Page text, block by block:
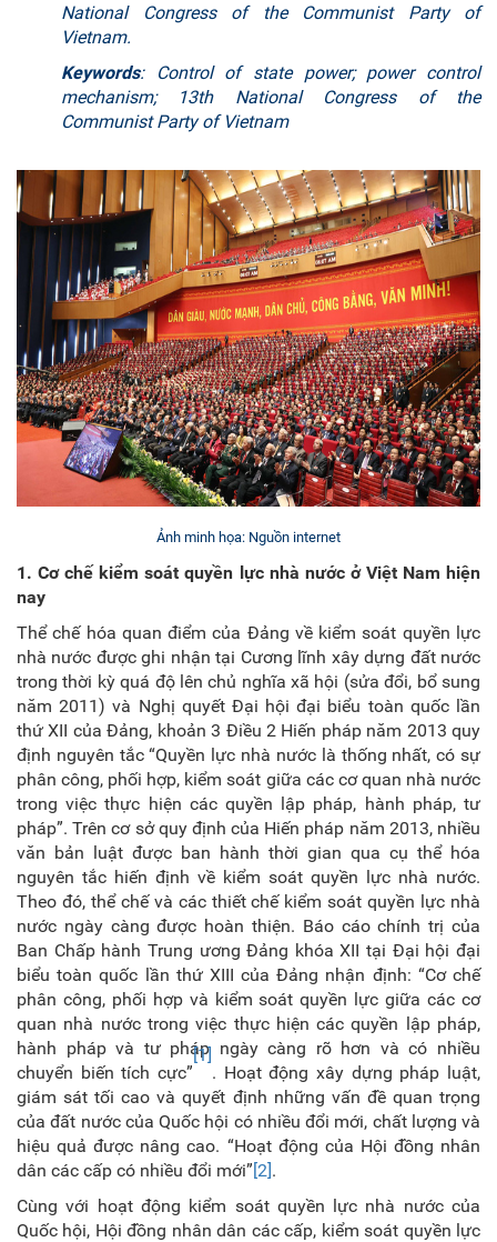
National Congress of the Communist Party of
Vietnam.
Keywords: Control of state power; power control
mechanism; 13th National Congress of the
Communist Party of Vietnam
Ảnh minh họa: Nguồn internet
1. Cơ chế kiểm soát quyền lực nhà nước ở Việt Nam hiện
nay
Thể chế hóa quan điểm của Đảng về kiểm soát quyền lực
nhà nước được ghi nhận tại Cương lĩnh xây dựng đất nước
trong thời kỳ quá độ lên chủ nghĩa xã hội (sửa đổi, bổ sung
năm 2011) và Nghị quyết Đại hội đại biểu toàn quốc lần
thứ XII của Đảng, khoản 3 Điều 2 Hiến pháp năm 2013 quy
định nguyên tắc “Quyền lực nhà nước là thống nhất, có sự
phân công, phối hợp, kiểm soát giữa các cơ quan nhà nước
trong việc thực hiện các quyền lập pháp, hành pháp, tư
pháp”. Trên cơ sở quy định của Hiến pháp năm 2013, nhiều
văn bản luật được ban hành thời gian qua cụ thể hóa
nguyên tắc hiến định về kiểm soát quyền lực nhà nước.
Theo đó, thể chế và các thiết chế kiểm soát quyền lực nhà
nước ngày càng được hoàn thiện. Báo cáo chính trị của
Ban Chấp hành Trung ương Đảng khóa XII tại Đại hội đại
biểu toàn quốc lần thứ XIII của Đảng nhận định: “Cơ chế
phân công, phối hợp và kiểm soát quyền lực giữa các cơ
quan nhà nước trong việc thực hiện các quyền lập pháp,
hành pháp và tư pháp ngày càng rõ hơn và có nhiều
chuyển biến tích cực”
[1]
. Hoạt động xây dựng pháp luật,
giám sát tối cao và quyết định những vấn đề quan trọng
của đất nước của Quốc hội có nhiều đổi mới, chất lượng và
hiệu quả được nâng cao. “Hoạt động của Hội đồng nhân
dân các cấp có nhiều đổi mới”[2].
Cùng với hoạt động kiểm soát quyền lực nhà nước của
Quốc hội, Hội đồng nhân dân các cấp, kiểm soát quyền lực